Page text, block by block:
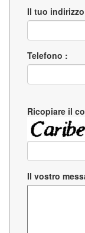
Il tuo
Telefono :
Ricopiare il
Il vostro